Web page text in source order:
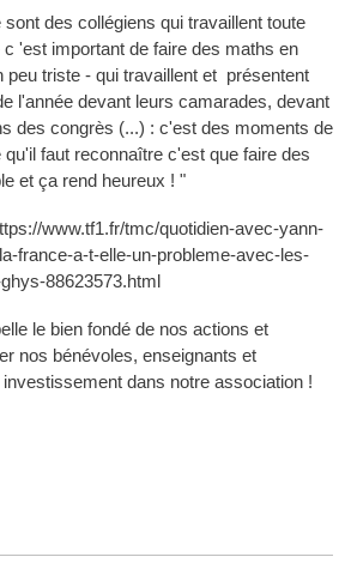
des collégiens qui travaillent toute
'est important de faire des maths en
peu triste - qui travaillent et présentent
l'année devant leurs camarades, devant
des congrès (...) : c'est des moments de
qu'il faut reconnaître c'est que faire des
et ça rend heureux ! "
www.tf1.fr/tmc/quotidien-avec-yann-
france-a-t-elle-un-probleme-avec-les-
88623573.html
le bien fondé de nos actions et
nos bénévoles, enseignants et
dans notre association !